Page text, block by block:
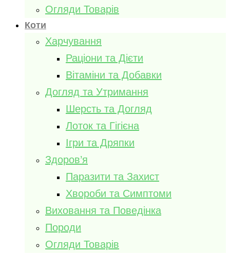
Огляди Товарів
Коти
Харчування
Раціони та Дієти
Вітаміни та Добавки
Догляд та Утримання
Шерсть та Догляд
Лоток та Гігієна
Ігри та Дряпки
Здоров’я
Паразити та Захист
Хвороби та Симптоми
Виховання та Поведінка
Породи
Огляди Товарів